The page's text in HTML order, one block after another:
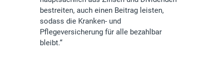
bestreiten, auch einen Beitrag leisten,
sodass die Kranken- und
Pflegeversicherung für alle bezahlbar
bleibt.“